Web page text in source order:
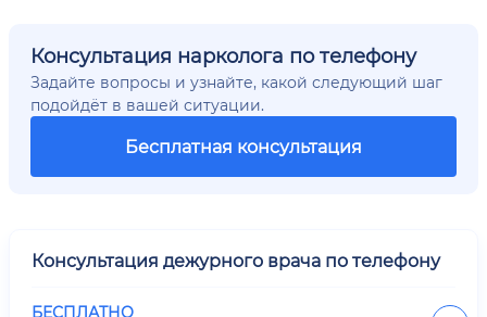
Консультация нарколога по телефону
Задайте вопросы и узнайте, какой следующий шаг
подойдёт в вашей ситуации.
Бесплатная консультация
Консультация дежурного врача по телефону
БЕСПЛАТНО